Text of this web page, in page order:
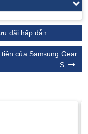
đãi hấp dẫn
của Samsung Gear
S